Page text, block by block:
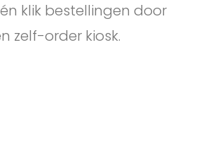
klik bestellingen door
zelf-order kiosk.